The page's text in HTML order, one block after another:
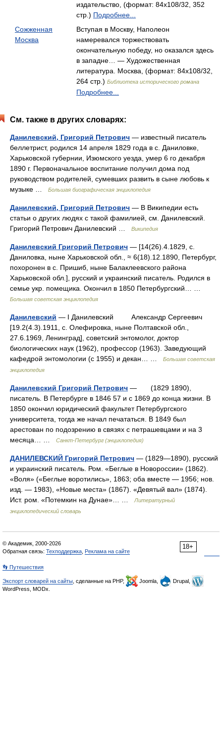
издательство, (формат: 84x108/32, 352
стр.) Подробнее...
Сожженная
Москва
Вступая в Москву, Наполеон
намеревался торжествовать
окончательную победу, но оказался здесь
в западне… — Художественная
литература. Москва, (формат: 84x108/32,
264 стр.) Библиотека исторического романа
Подробнее...
См. также в других словарях:
Данилевский, Григорий Петрович — известный писатель
беллетрист, родился 14 апреля 1829 года в с. Даниловке,
Харьковской губернии, Изюмского уезда, умер 6 го декабря
1890 г. Первоначальное воспитание получил дома под
руководством родителей, сумевших развить в сыне любовь к
музыке …
Большая биографическая энциклопедия
Данилевский, Григорий Петрович — В Википедии есть
статьи о других людях с такой фамилией, см. Данилевский.
Григорий Петрович Данилевский …
Википедия
Данилевский Григорий Петрович — [14(26).4.1829, с.
Даниловка, ныне Харьковской обл., ≈ 6(18).12.1890, Петербург,
похоронен в с. Пришиб, ныне Балаклеевского района
Харьковской обл.], русский и украинский писатель. Родился в
семье укр. помещика. Окончил в 1850 Петербургский… …
Большая советская энциклопедия
Данилевский — I Данилевский Александр Сергеевич
[19.2(4.3).1911, с. Олефировка, ныне Полтавской обл.,
27.6.1969, Ленинград], советский энтомолог, доктор
биологических наук (1962), профессор (1963). Заведующий
кафедрой энтомологии (с 1955) и декан… …
Большая советская
энциклопедия
Данилевский Григорий Петрович — (1829 1890),
писатель. В Петербурге в 1846 57 и с 1869 до конца жизни. В
1850 окончил юридический факультет Петербургского
университета, тогда же начал печататься. В 1849 был
арестован по подозрению в связях с петрашевцами и на 3
месяца… …
Санкт-Петербург (энциклопедия)
ДАНИЛЕВСКИЙ Григорий Петрович — (1829—1890), русский
и украинский писатель. Ром. «Беглые в Новороссии» (1862).
«Воля» («Беглые воротились», 1863; оба вместе — 1956; нов.
изд. — 1983), «Новые места» (1867). «Девятый вал» (1874).
Ист. ром. «Потемкин на Дунае»… …
Литературный
энциклопедический словарь
18+
© Академик, 2000-2026
Обратная связь: Техподдержка Реклама на сайте
👣 Путешествия
Экспорт словарей на сайты , сделанные на PHP, Joomla,
Drupal,
WordPress, MODx.